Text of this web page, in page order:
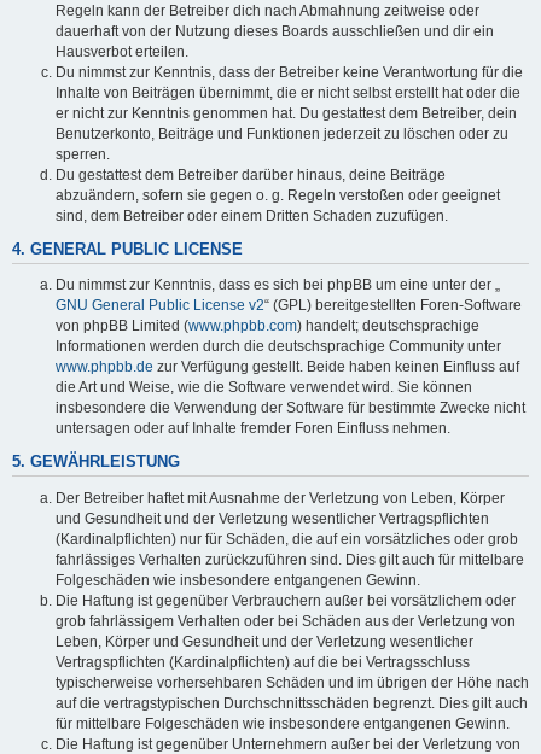
Regeln kann der Betreiber dich nach Abmahnung zeitweise oder
dauerhaft von der Nutzung dieses Boards ausschließen und dir ein
Hausverbot erteilen.
Du nimmst zur Kenntnis, dass der Betreiber keine Verantwortung für die
Inhalte von Beiträgen übernimmt, die er nicht selbst erstellt hat oder die
er nicht zur Kenntnis genommen hat. Du gestattest dem Betreiber, dein
Benutzerkonto, Beiträge und Funktionen jederzeit zu löschen oder zu
sperren.
Du gestattest dem Betreiber darüber hinaus, deine Beiträge
abzuändern, sofern sie gegen o. g. Regeln verstoßen oder geeignet
sind, dem Betreiber oder einem Dritten Schaden zuzufügen.
4. GENERAL PUBLIC LICENSE
Du nimmst zur Kenntnis, dass es sich bei phpBB um eine unter der „
GNU General Public License v2“ (GPL) bereitgestellten Foren-Software
von phpBB Limited (www.phpbb.com) handelt; deutschsprachige
Informationen werden durch die deutschsprachige Community unter
www.phpbb.de zur Verfügung gestellt. Beide haben keinen Einfluss auf
die Art und Weise, wie die Software verwendet wird. Sie können
insbesondere die Verwendung der Software für bestimmte Zwecke nicht
untersagen oder auf Inhalte fremder Foren Einfluss nehmen.
5. GEWÄHRLEISTUNG
Der Betreiber haftet mit Ausnahme der Verletzung von Leben, Körper
und Gesundheit und der Verletzung wesentlicher Vertragspflichten
(Kardinalpflichten) nur für Schäden, die auf ein vorsätzliches oder grob
fahrlässiges Verhalten zurückzuführen sind. Dies gilt auch für mittelbare
Folgeschäden wie insbesondere entgangenen Gewinn.
Die Haftung ist gegenüber Verbrauchern außer bei vorsätzlichem oder
grob fahrlässigem Verhalten oder bei Schäden aus der Verletzung von
Leben, Körper und Gesundheit und der Verletzung wesentlicher
Vertragspflichten (Kardinalpflichten) auf die bei Vertragsschluss
typischerweise vorhersehbaren Schäden und im übrigen der Höhe nach
auf die vertragstypischen Durchschnittsschäden begrenzt. Dies gilt auch
für mittelbare Folgeschäden wie insbesondere entgangenen Gewinn.
Die Haftung ist gegenüber Unternehmern außer bei der Verletzung von